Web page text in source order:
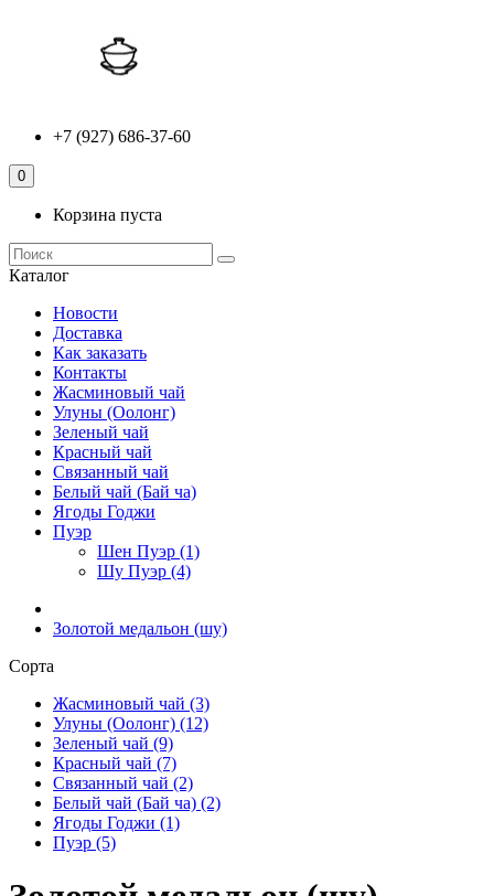
+7 (927) 686-37-60
0
Корзина пуста
Каталог
Новости
Доставка
Как заказать
Контакты
Жасминовый чай
Улуны (Оолонг)
Зеленый чай
Красный чай
Связанный чай
Белый чай (Бай ча)
Ягоды Годжи
Пуэр
Шен Пуэр (1)
Шу Пуэр (4)
Золотой медальон (шу)
Сорта
Жасминовый чай (3)
Улуны (Оолонг) (12)
Зеленый чай (9)
Красный чай (7)
Связанный чай (2)
Белый чай (Бай ча) (2)
Ягоды Годжи (1)
Пуэр (5)